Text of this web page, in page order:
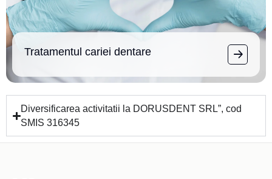
Tratamentul cariei dentare
Diversificarea activitatii la DORUSDENT SRL”, cod
SMIS 316345